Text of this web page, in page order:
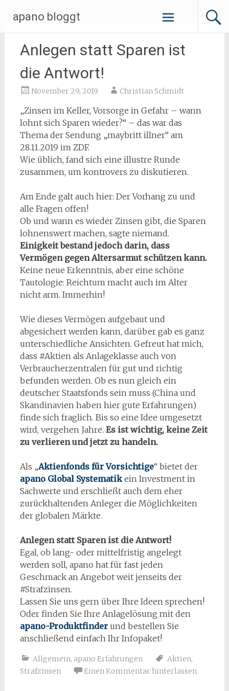
Inhalt
springen
apano bloggt
Anlegen statt Sparen ist
die Antwort!
November 29, 2019 Christian Schmidt
„Zinsen im Keller, Vorsorge in Gefahr – wann
lohnt sich Sparen wieder?“ – das war das
Thema der Sendung „maybritt illner“ am
28.11.2019 im ZDF.
Wie üblich, fand sich eine illustre Runde
zusammen, um kontrovers zu diskutieren.
Am Ende galt auch hier: Der Vorhang zu und
alle Fragen offen!
Ob und wann es wieder Zinsen gibt, die Sparen
lohnenswert machen, sagte niemand.
Einigkeit bestand jedoch darin, dass
Vermögen gegen Altersarmut schützen kann.
Keine neue Erkenntnis, aber eine schöne
Tautologie: Reichtum macht auch im Alter
nicht arm. Immerhin!
Wie dieses Vermögen aufgebaut und
abgesichert werden kann, darüber gab es ganz
unterschiedliche Ansichten. Gefreut hat mich,
dass #Aktien als Anlageklasse auch von
Verbraucherzentralen für gut und richtig
befunden werden. Ob es nun gleich ein
deutscher Staatsfonds sein muss (China und
Skandinavien haben hier gute Erfahrungen)
finde sich fraglich. Bis so eine Idee umgesetzt
wird, vergehen Jahre. Es ist wichtig, keine Zeit
zu verlieren und jetzt zu handeln.
Als „Aktienfonds für Vorsichtige“ bietet der
apano Global Systematikein Investment in
Sachwerte und erschließt auch dem eher
zurückhaltenden Anleger die Möglichkeiten
der globalen Märkte.
Anlegen statt Sparen ist die Antwort!
Egal, ob lang- oder mittelfristig angelegt
werden soll, apano hat für fast jeden
Geschmack an Angebot weit jenseits der
#Strafzinsen.
Lassen Sie uns gern über Ihre Ideen sprechen!
Oder finden Sie Ihre Anlagelösung mit den
apano-Produktfinderund bestellen Sie
anschließend einfach Ihr Infopaket!
Allgemein, apano Erfahrungen Aktien,
Strafzinsen
Einen Kommentar hinterlassen